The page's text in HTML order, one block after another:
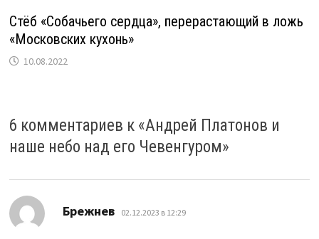
Стёб «Собачьего сердца», перерастающий в ложь
«Московских кухонь»
10.08.2022
6 комментариев к «Андрей Платонов и
наше небо над его Чевенгуром»
Брежнев: 02.12.2023 в 12:29